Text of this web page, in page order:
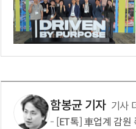
함봉균 기자 기사
[ET톡] 車업계 감원